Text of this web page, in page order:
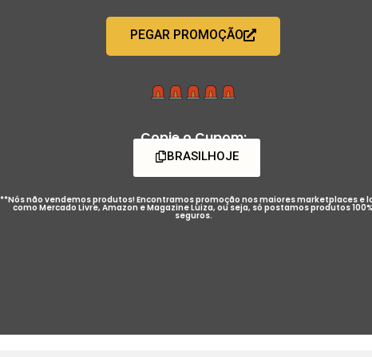
PEGAR PROMOÇÃO
Copie o Cupom:
BRASILHOJE
**Nós não vendemos produtos! Encontramos promoção nos maiores marketplaces e
como Mercado Livre, Amazon e Magazine Luiza, ou seja, só postamos produtos 100%
seguros.